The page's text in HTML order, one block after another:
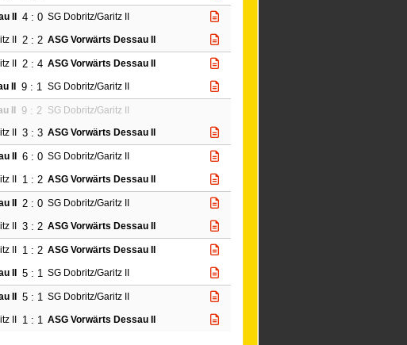
II 4 : 0 SG Dobritz/Garitz II
II 2 : 2 ASG Vorwärts Dessau II
II 2 : 4 ASG Vorwärts Dessau II
II 9 : 1 SG Dobritz/Garitz II
II 9 : 2 SG Dobritz/Garitz II
II 3 : 3 ASG Vorwärts Dessau II
II 6 : 0 SG Dobritz/Garitz II
II 1 : 2 ASG Vorwärts Dessau II
II 2 : 0 SG Dobritz/Garitz II
II 3 : 2 ASG Vorwärts Dessau II
II 1 : 2 ASG Vorwärts Dessau II
II 5 : 1 SG Dobritz/Garitz II
II 5 : 1 SG Dobritz/Garitz II
II 1 : 1 ASG Vorwärts Dessau II